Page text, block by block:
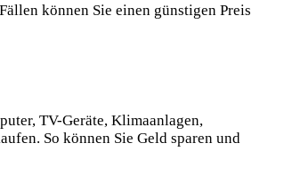
können Sie einen günstigen Preis
TV-Geräte, Klimaanlagen,
So können Sie Geld sparen und